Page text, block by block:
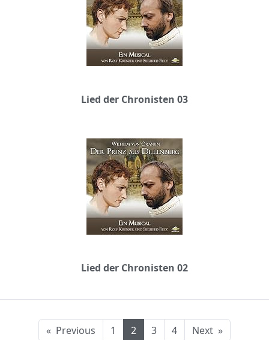
Lied der Chronisten 03
Lied der Chronisten 02
« Previous 1 2 3 4 Next »